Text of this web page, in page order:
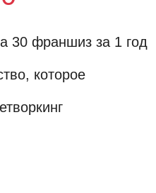
30 франшиз за 1 год
которое